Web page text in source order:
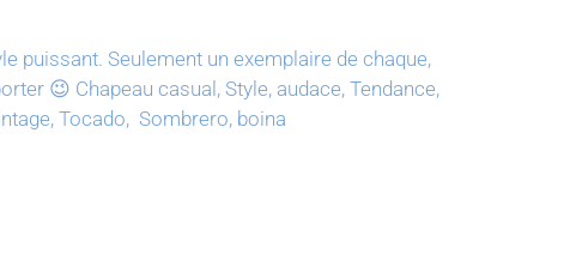
puissant. Seulement un exemplaire de chaque,
😉 Chapeau casual, Style, audace, Tendance,
Tocado, Sombrero, boina